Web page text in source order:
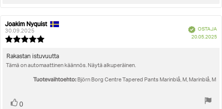
Arvostelun
kirjoittaja:
Joakim Nyquist
30.09.2025
5.0
5:sta
Vahvistettu
OSTAJA
20.05.2025
Arvostelun
teksti:
Rakastan istuvuutta
Tämä on automaattinen käännös. Näytä alkuperäinen.
Tuotevaihtoehto: Björn Borg Centre Tapered Pants Marinblå, M, Marinblå, M
Äänestä
0